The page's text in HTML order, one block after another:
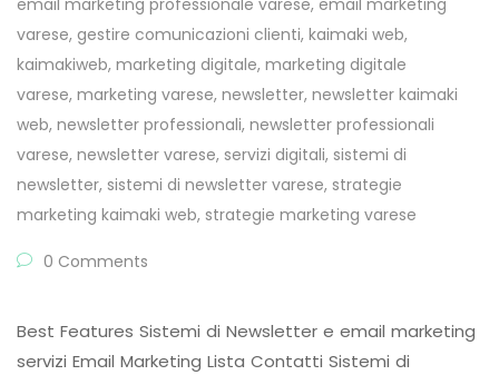
email marketing professionale varese, email marketing
varese, gestire comunicazioni clienti, kaimaki web,
kaimakiweb, marketing digitale, marketing digitale
varese, marketing varese, newsletter, newsletter kaimaki
web, newsletter professionali, newsletter professionali
varese, newsletter varese, servizi digitali, sistemi di
newsletter, sistemi di newsletter varese, strategie
marketing kaimaki web, strategie marketing varese
0 Comments
Best Features Sistemi di Newsletter e email marketing
servizi Email Marketing Lista Contatti Sistemi di